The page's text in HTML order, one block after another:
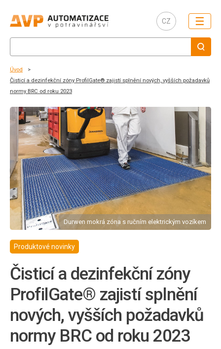
CZ ☰
Úvod
Čisticí a dezinfekční zóny ProfilGate® zajistí splnění nových, vyšších požadavků
normy BRC od roku 2023
Durwen mokrá zóna s ručním elektrickým vozíkem
Produktové novinky
Čisticí a dezinfekční zóny
ProfilGate® zajistí splnění
nových, vyšších požadavků
normy BRC od roku 2023